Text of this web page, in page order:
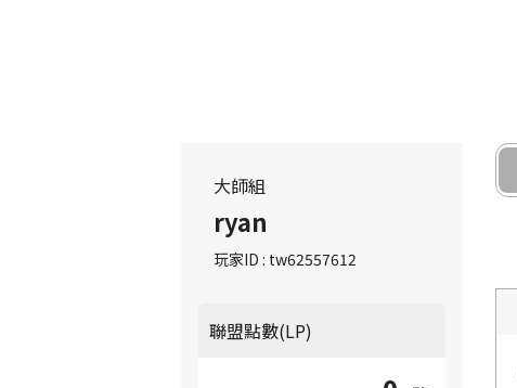
大師組
ryan
玩家ID : tw62557612
聯盟點數(LP)